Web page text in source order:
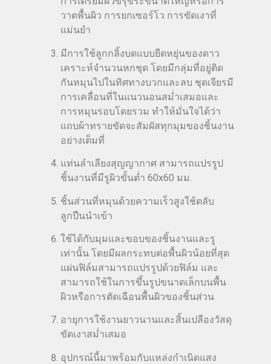
วาดพื้นผิว การยกเซอร์โว การขัดเงาที่
แม่นยำ
มีการใช้ลูกกลิ้งบดแบบยืดหยุ่นของดาว
เคราะห์จำนวนหกชุด โดยมีกลุ่มที่อยู่ติด
กันหมุนไปในทิศทางบวกและลบ ชุดเจียรมี
การเคลื่อนที่ในแนวนอนสม่ำเสมอและ
การหมุนรอบโดยรวม ทำให้มั่นใจได้ว่า
แถบผ้าทรายขัดจะสัมผัสทุกมุมของชิ้นงาน
อย่างเต็มที่
แท่นลำเลียงสุญญากาศ สามารถแปรรูป
ชิ้นงานที่มีรูผิวขั้นต่ำ 60x60 มม.
ชิ้นส่วนที่หมุนด้วยความเร็วสูงใช้ตลับ
ลูกปืนนำเข้า
ใช้ได้กับมุมและขอบของชิ้นงานและรู
เท่านั้น โดยมีผลกระทบต่อพื้นผิวน้อยที่สุด
แผ่นฟิล์มสามารถแปรรูปด้วยฟิล์ม และ
สามารถใช้ในการขึ้นรูปขนาดเล็กบนพื้น
ผิวหรือการตัดเฉือนพื้นผิวของชิ้นส่วน
อายุการใช้งานยาวนานและสิ้นเปลืองวัสดุ
ขัดเงาสม่ำเสมอ
อุปกรณ์นี้มาพร้อมกับแหล่งกำเนิดแสง